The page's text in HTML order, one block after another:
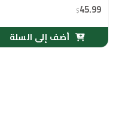
$45.99
أضف إلى السلة